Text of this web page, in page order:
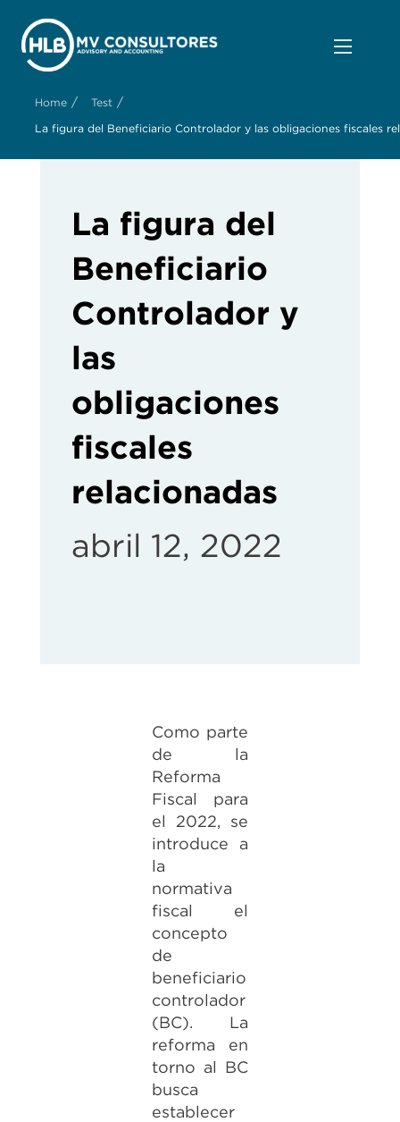
Home / Test /
La figura del Beneficiario Controlador y las obligaciones fiscales
La figura del
Beneficiario
Controlador y
las
obligaciones
fiscales
relacionadas
abril 12, 2022
Como parte
de la
Reforma
Fiscal para
el 2022, se
introduce a
la
normativa
fiscal el
concepto
de
beneficiario
controlador
(BC). La
reforma en
torno al BC
busca
establecer